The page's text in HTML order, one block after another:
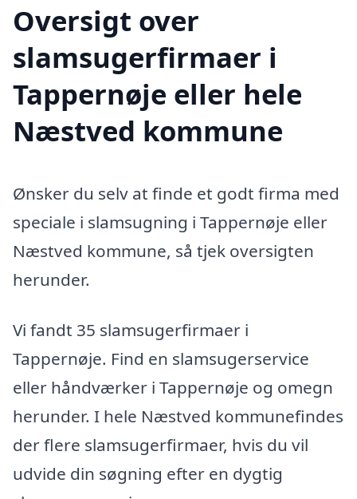
Oversigt over
slamsugerfirmaer i
Tappernøje eller hele
Næstved kommune
Ønsker du selv at finde et godt firma med
speciale i slamsugning i Tappernøje eller
Næstved kommune, så tjek oversigten
herunder.
Vi fandt 35 slamsugerfirmaer i
Tappernøje. Find en slamsugerservice
eller håndværker i Tappernøje og omegn
herunder. I hele Næstved kommunefindes
der flere slamsugerfirmaer, hvis du vil
udvide din søgning efter en dygtig